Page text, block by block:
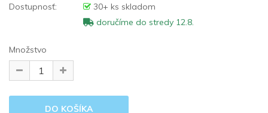
Dostupnosť:
30+ ks skladom
doručíme do stredy 12.8.
Množstvo